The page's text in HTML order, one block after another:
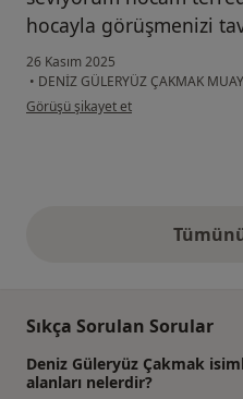
hocayla görüşmenizi
26 Kasım 2025
• DENİZ GÜLERYÜZ ÇAKMAK
kullanıcının görüşüne göre c....k
Görüşü şikayet et
Sıkça Sorulan Sorular
Deniz Güleryüz Çakmak
alanları nelerdir?